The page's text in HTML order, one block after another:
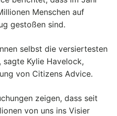
Menschen auf
gestoßen sind.
selbst die versiertesten
sagte Kylie Havelock,
von Citizens Advice.
zeigen, dass seit
von uns ins Visier